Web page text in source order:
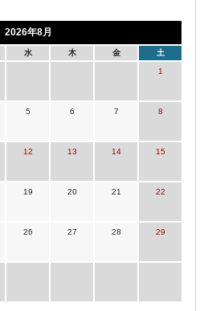
2026年8月
水 木 金 土
1
5 6 7 8
12 13 14 15
19 20 21 22
26 27 28 29